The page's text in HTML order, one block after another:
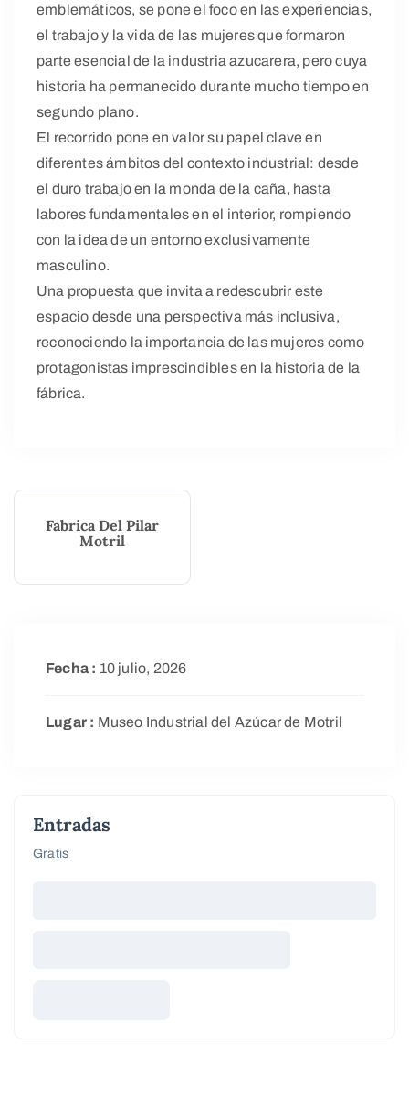
emblemáticos, se pone el foco en las experiencias,
el trabajo y la vida de las mujeres que formaron
parte esencial de la industria azucarera, pero cuya
historia ha permanecido durante mucho tiempo en
segundo plano.
El recorrido pone en valor su papel clave en
diferentes ámbitos del contexto industrial: desde
el duro trabajo en la monda de la caña, hasta
labores fundamentales en el interior, rompiendo
con la idea de un entorno exclusivamente
masculino.
Una propuesta que invita a redescubrir este
espacio desde una perspectiva más inclusiva,
reconociendo la importancia de las mujeres como
protagonistas imprescindibles en la historia de la
fábrica.
Fabrica Del Pilar
Motril
Fecha : 10 julio, 2026
Lugar : Museo Industrial del Azúcar de Motril
Entradas
Gratis